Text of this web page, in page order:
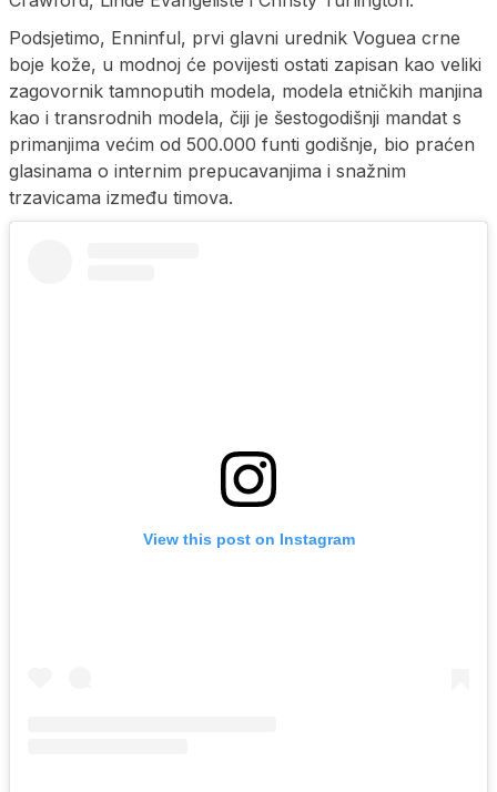
Podsjetimo, Enninful, prvi glavni urednik Voguea crne
boje kože, u modnoj će povijesti ostati zapisan kao veliki
zagovornik tamnoputih modela, modela etničkih manjina
kao i transrodnih modela, čiji je šestogodišnji mandat s
primanjima većim od 500.000 funti godišnje, bio praćen
glasinama o internim prepucavanjima i snažnim
trzavicama između timova.
View this post on Instagram